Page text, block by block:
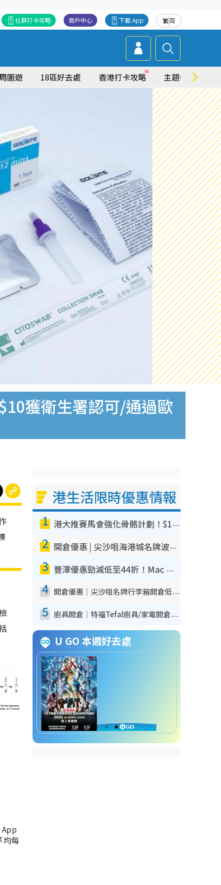
繁简
下載 App
商戶中心
社群打卡攻略
圍遊 18區好去處 香港打卡攻略 主題特集
獲衛生署認可/通過歐
均每
港生活限時優惠情報
1 港大推賽馬會強化骨骼計劃！$100骨質密度X光檢查 完成免費運動訓練送超市禮券！附參加資格
2 開倉優惠 | 尖沙咀海港城名牌波鞋開倉低至1折！On鞋$899起／Joy&Peace鞋履$98起
3 豐澤優惠勁減低至44折！Mac mini/iPhone17Pro大減價！廚房家電$220起
4 開倉優惠｜尖沙咀名牌行李箱開倉低至4折！一連5日 American Tourister/ace./Hallmark $200起！
5 廚具開倉｜特福Tefal廚具/家電開倉低至3折！$220起買平底鍋/炒鑊/湯煲！電飯煲/吸塵機/燙斗$418起
U GO 本週好去處